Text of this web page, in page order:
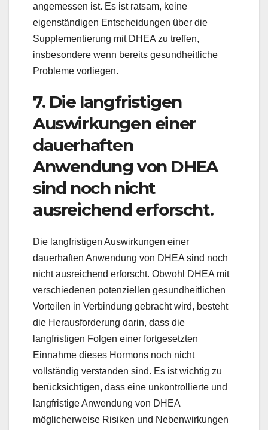
angemessen ist. Es ist ratsam, keine
eigenständigen Entscheidungen über die
Supplementierung mit DHEA zu treffen,
insbesondere wenn bereits gesundheitliche
Probleme vorliegen.
7. Die langfristigen
Auswirkungen einer
dauerhaften
Anwendung von DHEA
sind noch nicht
ausreichend erforscht.
Die langfristigen Auswirkungen einer
dauerhaften Anwendung von DHEA sind noch
nicht ausreichend erforscht. Obwohl DHEA mit
verschiedenen potenziellen gesundheitlichen
Vorteilen in Verbindung gebracht wird, besteht
die Herausforderung darin, dass die
langfristigen Folgen einer fortgesetzten
Einnahme dieses Hormons noch nicht
vollständig verstanden sind. Es ist wichtig zu
berücksichtigen, dass eine unkontrollierte und
langfristige Anwendung von DHEA
möglicherweise Risiken und Nebenwirkungen